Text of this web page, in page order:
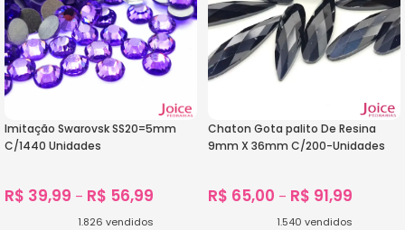
Imitação Swarovsk SS20=5mm
C/1440 Unidades
R$ 39,99 – R$ 56,99
1.826 vendidos
Chaton Gota palito De Resina
9mm X 36mm C/200-Unidades
R$ 65,00 – R$ 91,99
1.540 vendidos